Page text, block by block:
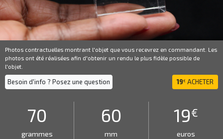
Photos contractuelles montrant l'objet que vous recevrez en commandant. Les
photos ont été réalisées afin d'obtenir un rendu le plus fidèle possible de
l'objet.
Besoin d'info ? Posez une question 19€ ACHETER
70
grammes
60
mm
19€
euros